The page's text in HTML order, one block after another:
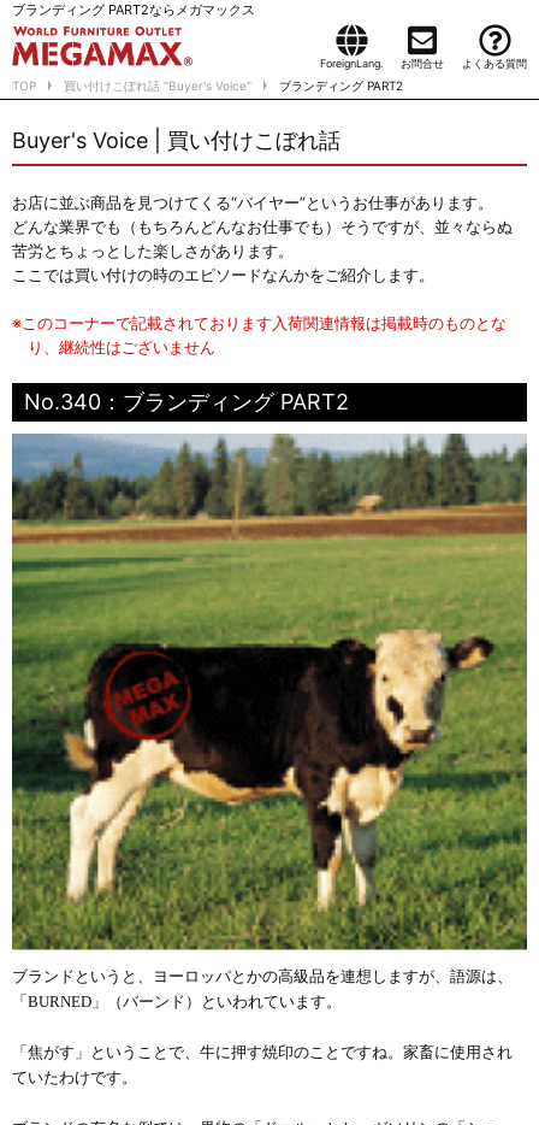
ブランディング PART2ならメガマックス
ForeignLang. お問合せ よくある質問
TOP 買い付けこぼれ話 "Buyer's Voice" ブランディング PART2
Buyer's Voice | 買い付けこぼれ話
お店に並ぶ商品を見つけてくる“バイヤー”というお仕事があります。
どんな業界でも（もちろんどんなお仕事でも）そうですが、並々ならぬ
苦労とちょっとした楽しさがあります。
ここでは買い付けの時のエピソードなんかをご紹介します。
※このコーナーで記載されております入荷関連情報は掲載時のものとな
り、継続性はございません
No.340：ブランディング PART2
ブランドというと、ヨーロッパとかの高級品を連想しますが、語源は、
「BURNED」（バーンド）
といわれています。
「焦がす」ということで、牛に押す焼印のこと ですね。家畜に使用され
ていたわけです。